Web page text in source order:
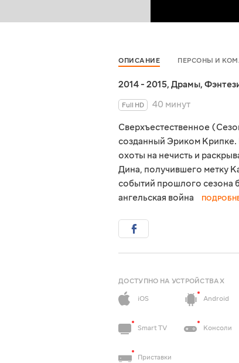
ОПИСАНИЕ ПЕРСОНЫ И
2014 - 2015, Драмы,
Full HD
40 минут
Сверхъестественное
созданный Эриком
охоты на нечисть и
Дина, получившего метку
событий прошлого сезона
ангельская война
ДОСТУПНО НА УСТРОЙСТВАХ
iOS
Android
Smart TV Консоли
Приставки